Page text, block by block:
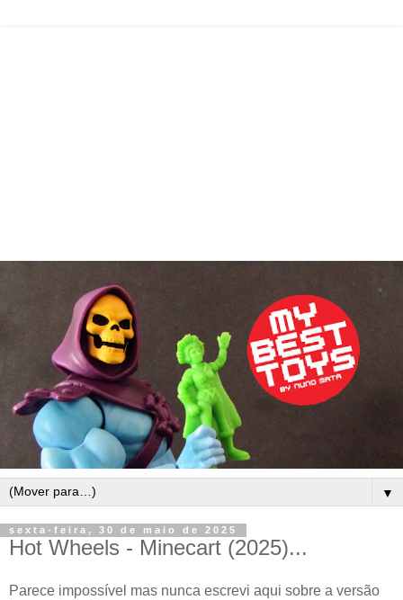
▼
sexta-feira, 30 de maio de 2025
Hot Wheels - Minecart (2025)...
Parece impossível mas nunca escrevi aqui sobre a versão